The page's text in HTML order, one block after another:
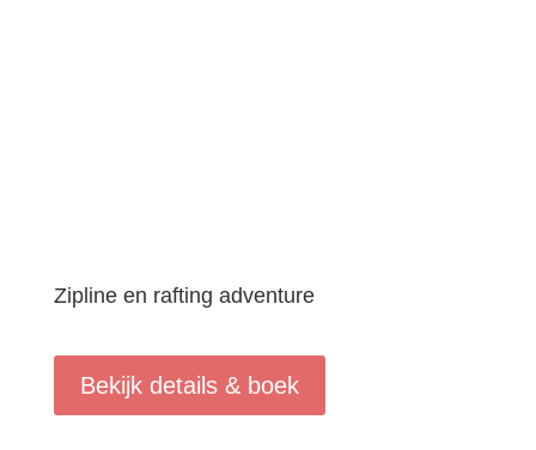
Zipline en rafting adventure
Bekijk details & boek